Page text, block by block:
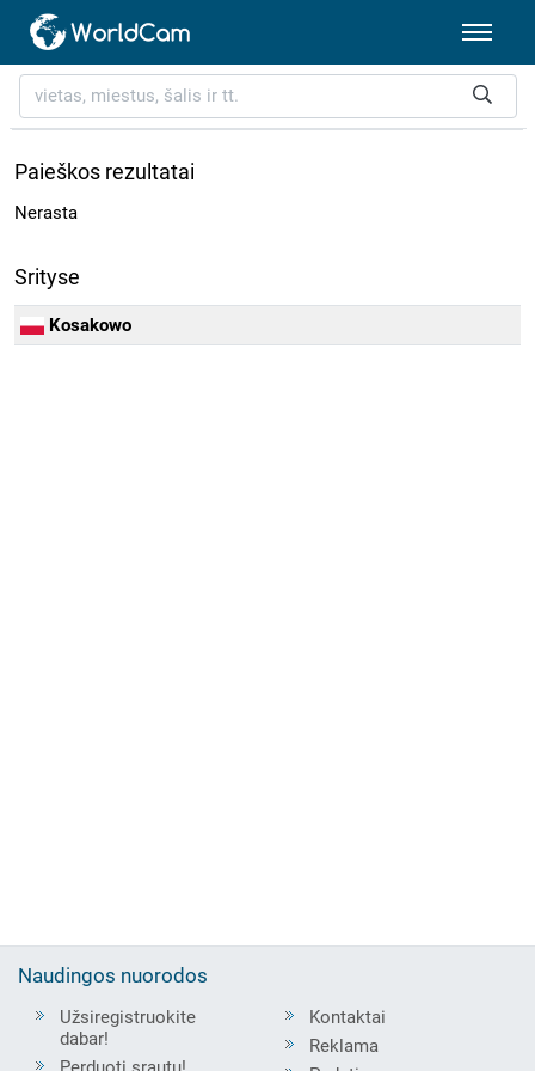
Paieškos rezultatai
Nerasta
Srityse
Kosakowo
Naudingos nuorodos
Užsiregistruokite
dabar!
Kontaktai
Reklama